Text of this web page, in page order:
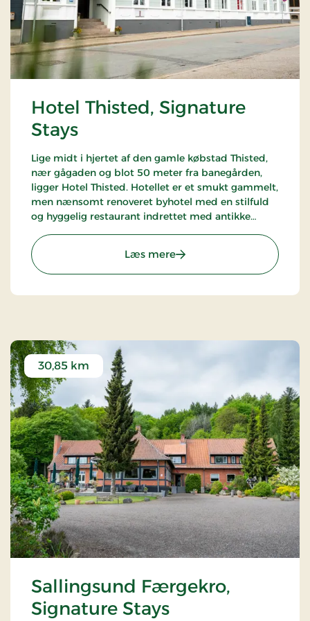
Hotel Thisted, Signature
Stays
Lige midt i hjertet af den gamle købstad Thisted,
nær gågaden og blot 50 meter fra banegården,
ligger Hotel Thisted. Hotellet er et smukt gammelt,
men nænsomt renoveret byhotel med en stilfuld
og hyggelig restaurant indrettet med antikke
Læs mere: Hotel Thisted, Signature
Sallingsund Færgekro,
Signature Stays
30,85 km